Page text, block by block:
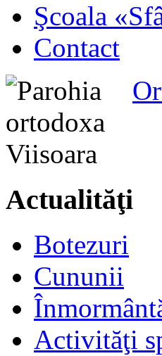
Şcoala
Contact
Actualităţi
Botezuri
Cununii
Activităţi